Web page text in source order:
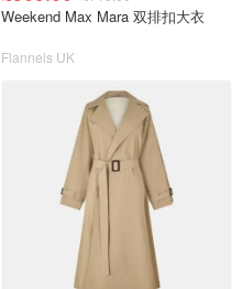
Weekend Max Mara 双排扣大衣
Flannels UK